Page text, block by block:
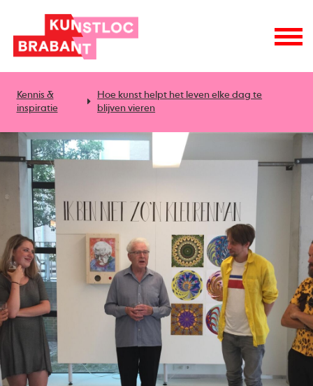
Kennis &
inspiratie
Hoe kunst helpt het leven elke dag te
blijven vieren